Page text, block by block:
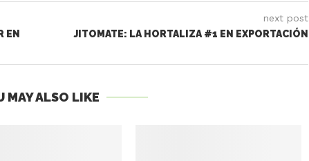
EN
next post
JITOMATE: LA HORTALIZA #1 EN EXPORTACIÓN
MAY ALSO LIKE